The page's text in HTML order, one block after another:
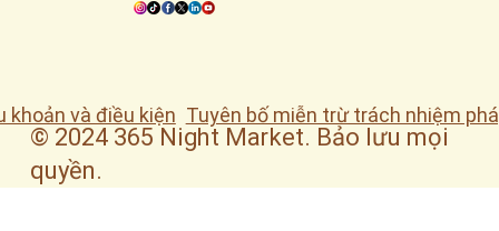
khoản và điều kiện Tuyên bố miễn trừ trách nhiệm
© 2024 365 Night Market. Bảo lưu mọi
quyền.